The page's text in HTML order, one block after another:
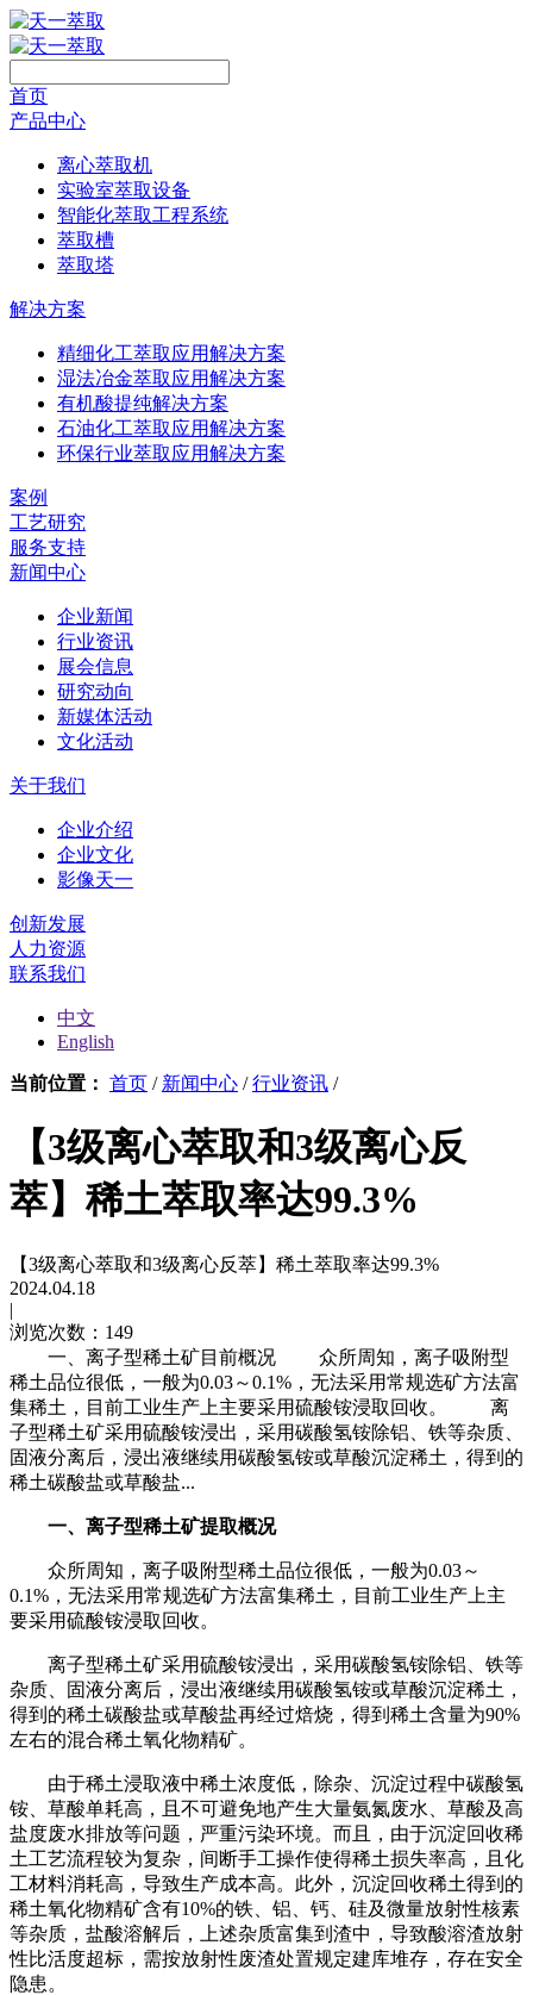
首页
产品中心
离心萃取机
实验室萃取设备
智能化萃取工程系统
萃取槽
萃取塔
解决方案
精细化工萃取应用解决方案
湿法冶金萃取应用解决方案
有机酸提纯解决方案
石油化工萃取应用解决方案
环保行业萃取应用解决方案
案例
工艺研究
服务支持
新闻中心
企业新闻
行业资讯
展会信息
研究动向
新媒体活动
文化活动
关于我们
企业介绍
企业文化
影像天一
创新发展
人力资源
联系我们
中文
English
当前位置： 首页 / 新闻中心 / 行业资讯 /
【3级离心萃取和3级离心反
萃】稀土萃取率达99.3%
【3级离心萃取和3级离心反萃】稀土萃取率达99.3%
2024.04.18
|
浏览次数：149
一、离子型稀土矿目前概况 众所周知，离子吸附型
稀土品位很低，一般为0.03～0.1%，无法采用常规选矿方法富
集稀土，目前工业生产上主要采用硫酸铵浸取回收。 离
子型稀土矿采用硫酸铵浸出，采用碳酸氢铵除铝、铁等杂质、
固液分离后，浸出液继续用碳酸氢铵或草酸沉淀稀土，得到的
稀土碳酸盐或草酸盐...
一、离子型稀土矿提取概况
众所周知，离子吸附型稀土品位很低，一般为0.03～
0.1%，无法采用常规选矿方法富集稀土，目前工业生产上主
要采用硫酸铵浸取回收。
离子型稀土矿采用硫酸铵浸出，采用碳酸氢铵除铝、铁等
杂质、固液分离后，浸出液继续用碳酸氢铵或草酸沉淀稀土，
得到的稀土碳酸盐或草酸盐再经过焙烧，得到稀土含量为90%
左右的混合稀土氧化物精矿。
由于稀土浸取液中稀土浓度低，除杂、沉淀过程中碳酸氢
铵、草酸单耗高，且不可避免地产生大量氨氮废水、草酸及高
盐度废水排放等问题，严重污染环境。而且，由于沉淀回收稀
土工艺流程较为复杂，间断手工操作使得稀土损失率高，且化
工材料消耗高，导致生产成本高。此外，沉淀回收稀土得到的
稀土氧化物精矿含有10%的铁、铝、钙、硅及微量放射性核素
等杂质，盐酸溶解后，上述杂质富集到渣中，导致酸溶渣放射
性比活度超标，需按放射性废渣处置规定建库堆存，存在安全
隐患。